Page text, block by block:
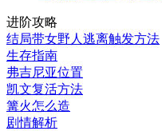
进阶攻略
结局带女野人逃离触发方法
生存指南
弗吉尼亚位置
凯文复活方法
篝火怎么造
剧情解析